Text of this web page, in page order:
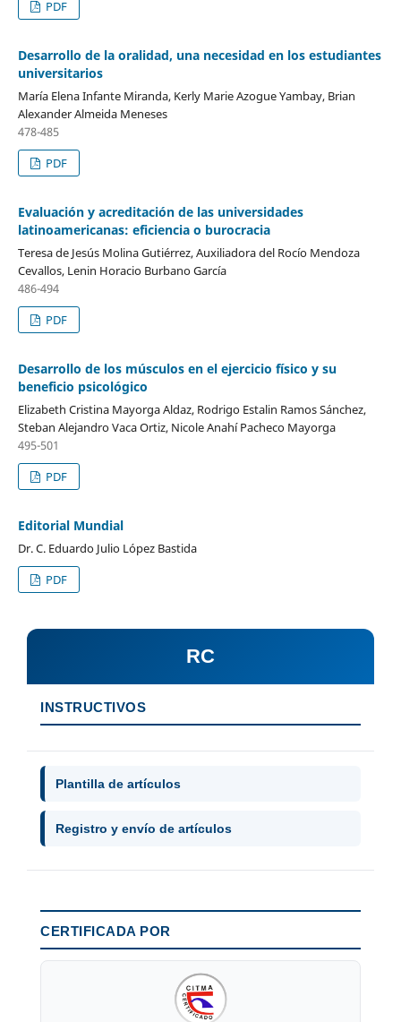
PDF
Desarrollo de la oralidad, una necesidad en los estudiantes
universitarios
María Elena Infante Miranda, Kerly Marie Azogue Yambay, Brian
Alexander Almeida Meneses
478-485
PDF
Evaluación y acreditación de las universidades
latinoamericanas: eficiencia o burocracia
Teresa de Jesús Molina Gutiérrez, Auxiliadora del Rocío Mendoza
Cevallos, Lenin Horacio Burbano García
486-494
PDF
Desarrollo de los músculos en el ejercicio físico y su
beneficio psicológico
Elizabeth Cristina Mayorga Aldaz, Rodrigo Estalin Ramos Sánchez,
Steban Alejandro Vaca Ortiz, Nicole Anahí Pacheco Mayorga
495-501
PDF
Editorial Mundial
Dr. C. Eduardo Julio López Bastida
PDF
RC
INSTRUCTIVOS
Plantilla de artículos
Registro y envío de artículos
CERTIFICADA POR